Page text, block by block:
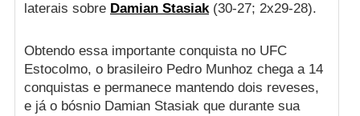
laterais sobre Damian Stasiak(30-27; 2x29-28).
Obtendo essa importante conquista no UFC
Estocolmo, o brasileiro Pedro Munhoz chega a 14
conquistas e permanece mantendo dois reveses,
e já o bósnio Damian Stasiak que durante sua